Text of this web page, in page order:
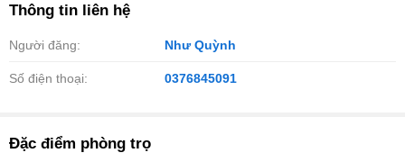
Thông tin liên hệ
Người đăng: Như Quỳnh
Số điện thoại: 0376845091
Đặc điểm phòng trọ